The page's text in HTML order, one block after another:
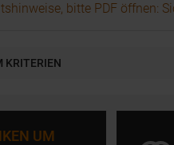
bitte PDF öffnen:
KRITERIEN
UM